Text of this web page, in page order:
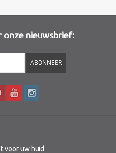
onze nieuwsbrief:
ABONNEER
voor uw huid